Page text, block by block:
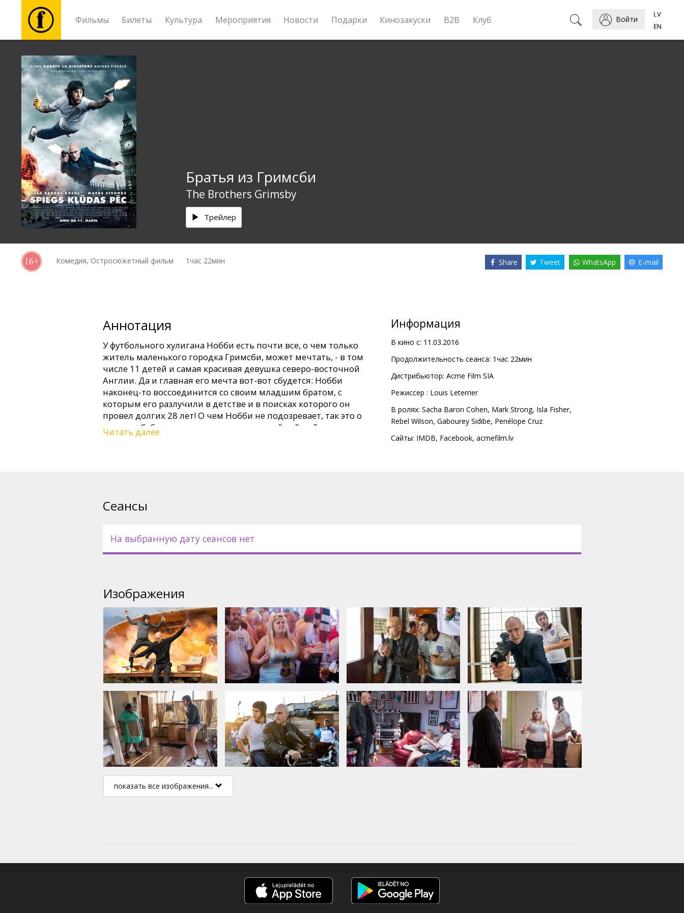
Фильмы Билеты Культура Мероприятия Новости Подарки Кинозакуски B2B Клуб Войти
Фильмы
Билеты
Культура
Мероприятия
Новости
Подарки
B2B
Братья из Гримсби
The Brothers Grimsby
Трейлер
Комедия, Остросюжетный фильм 1час 22мин Share Tweet WhatsApp E-mail
Аннотация
У футбольного хулигана Нобби есть почти все, о чем только
житель маленького городка Гримсби, может мечтать, - в том
числе 11 детей и самая красивая девушка северо-восточной
Англии. Да и главная его мечта вот-вот сбудется: Нобби
наконец-то воссоединится со своим младшим братом, с
которым его разлучили в детстве и в поисках которого он
провел долгих 28 лет! О чем Нобби не подозревает, так это о
том, что Себастиан – смертельно опасный тайный агент, к тому
же узнавший о готовящейся глобальной атаке.
Читать далее
Информация
В кино с: 11.03.2016
Продолжительность сеанса: 1час 22мин
Дистрибьютор: Acme Film SIA
Pежиссер : Louis Leterrier
В ролях: Sacha Baron Cohen, Mark Strong, Isla Fisher,
Rebel Wilson, Gabourey Sidibe, Penélope Cruz
Сайты: IMDB, Facebook, acmefilm.lv
Сеансы
На выбранную дату сеансов нет
Изображения
показать все изображения...